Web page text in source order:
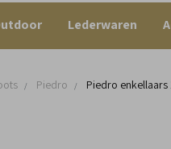
Lederwaren
Piedro Piedro enkellaars